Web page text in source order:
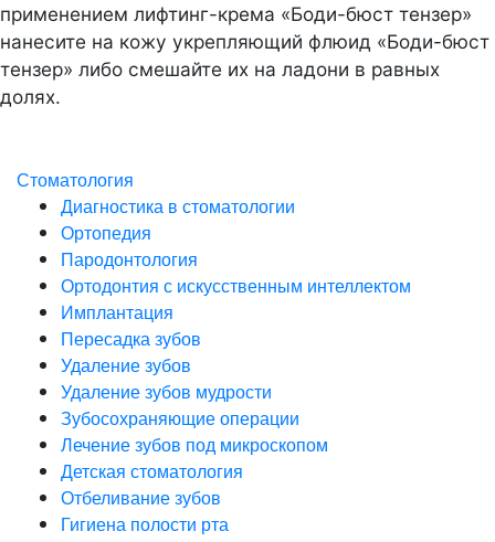
применением лифтинг-крема «Боди-бюст тензер»
нанесите на кожу укрепляющий флюид «Боди-бюст
тензер» либо смешайте их на ладони в равных
долях.
Стоматология
Диагностика в стоматологии
Ортопедия
Пародонтология
Ортодонтия с искусственным интеллектом
Имплантация
Пересадка зубов
Удаление зубов
Удаление зубов мудрости
Зубосохраняющие операции
Лечение зубов под микроскопом
Детская стоматология
Отбеливание зубов
Гигиена полости рта